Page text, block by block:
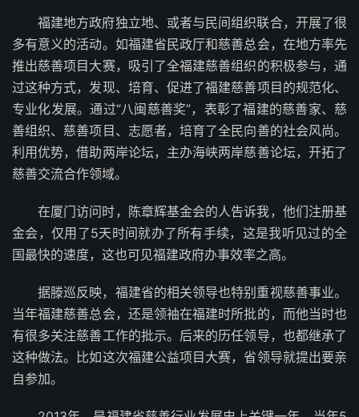
福建地方政府独立地、或者与民间组织联合，开展了很
多有意义的活动。如福建省民政厅和慈善总会，在地方率先
推出慈善项目大赛，吸引了全福建慈善组织的积极参与，通
过这种方式，发现、培育、促进了福建慈善项目的规范化、
专业化发展。通过“八闽慈善奖”，表彰了福建的慈善家、慈
善组织、慈善项目、志愿者，培育了全民向善的社会风尚。
利用优势，借助两岸论坛，主办海峡两岸慈善论坛，开拓了
慈善交流合作领域。
在厦门访问时，陈章辉基金会的人告诉我，他们注册基
金会，仅用了5天时间就办了所有手续，这是我听见过的全
国最快的速度，这也可见福建政府办事效率之高。
据滕巡反映，福建省的相关领导也特别重视慈善事业。
当年福建慈善总会，还是领袖在福建时所批的，而他当时也
有很多关注慈善工作的批示。后来的历任领导，也都继承了
这种做法。比如这次福建公益项目大赛，省领导就提出要亲
自参加。